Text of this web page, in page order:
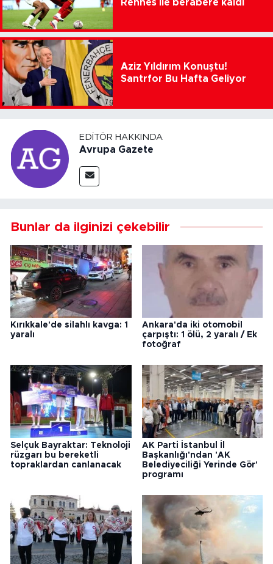
Rennes ile berabere kaldı
Aziz Yıldırım Konuştu!
Santrfor Bu Hafta Geliyor
EDITÖR HAKKINDA
Avrupa Gazete
Bunlar da ilginizi çekebilir
Kırıkkale'de silahlı kavga: 1
yaralı
Ankara'da iki otomobil
çarpıştı: 1 ölü, 2 yaralı / Ek
fotoğraf
Selçuk Bayraktar: Teknoloji
rüzgarı bu bereketli
topraklardan canlanacak
AK Parti İstanbul İl
Başkanlığı'ndan 'AK
Belediyeciliği Yerinde Gör'
programı